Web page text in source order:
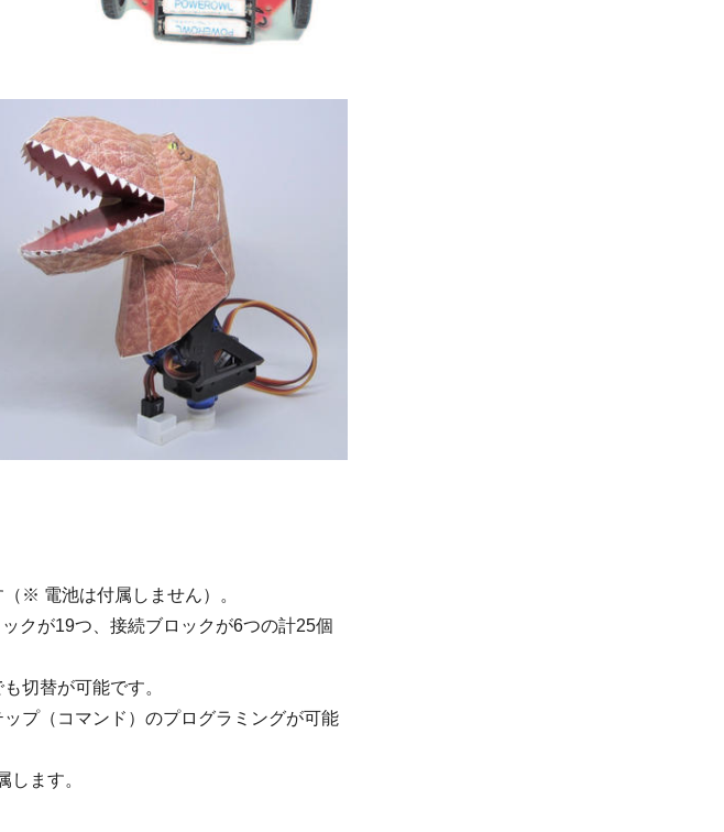
※ 電池は付属しません）。
クが19つ、接続ブロックが6つの計25個
切替が可能です。
プ（コマンド）のプログラミングが可能
ます。